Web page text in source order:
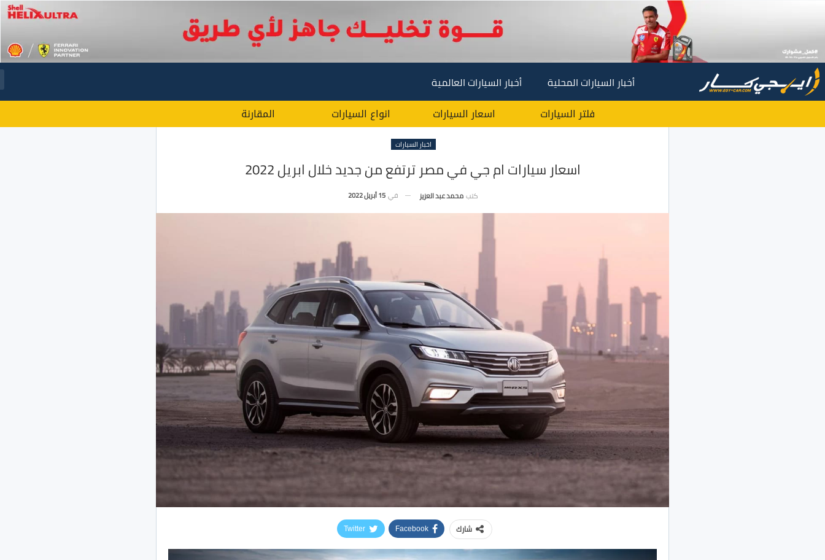
أخبار السيارات المحلية أخبار السيارات العالمية
فلتر السيارات اسعار السيارات انواع السيارات المقارنة
اخبار السيارات
اسعار سيارات ام جي في مصر ترتفع من جديد خلال ابريل 2022
كتب محمد عبد العزيز في 15 أبريل 2022
شارك Facebook
Twitter